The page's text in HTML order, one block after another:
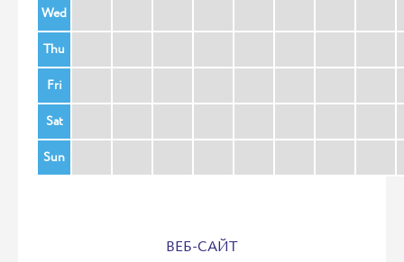
Wed
Thu
Fri
Sat
Sun
ВЕБ-САЙТ